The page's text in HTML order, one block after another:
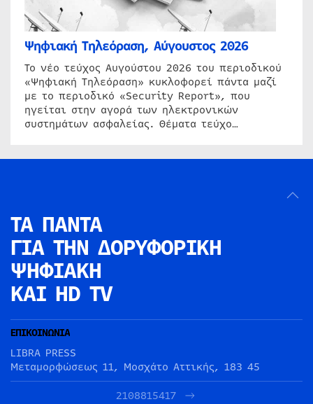
Ψηφιακή Τηλεόραση, Αύγουστος 2026
Το νέο τεύχος Αυγούστου 2026 του περιοδικού
«Ψηφιακή Τηλεόραση» κυκλοφορεί πάντα μαζί
με το περιοδικό «Security Report», που
ηγείται στην αγορά των ηλεκτρονικών
συστημάτων ασφαλείας. Θέματα τεύχο…
ΤΑ ΠΑΝΤΑ
ΓΙΑ ΤΗΝ ΔΟΡΥΦΟΡΙΚΗ
ΨΗΦΙΑΚΗ
ΚΑΙ HD TV
ΕΠΙΚΟΙΝΩΝΙΑ
LIBRA PRESS
Μεταμορφώσεως 11, Μοσχάτο Αττικής, 183 45
2108815417